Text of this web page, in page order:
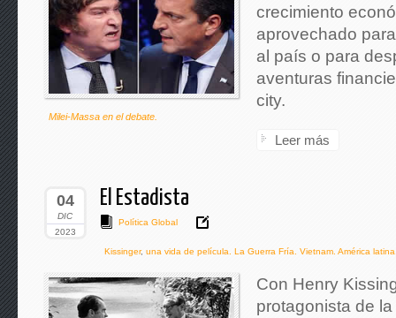
Milei-Massa en el debate.
crecimiento
aprovechado
al país o para
aventuras
city.
Leer más
04
DIC
2023
El Estadista
Política Global
Kissinger, una vida de película. La Guerra Fría. Vietnam. América
Con Henry
protagonista de